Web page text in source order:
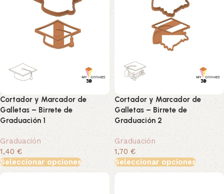
Cortador y Marcador de
Galletas – Birrete de
Graduación 1
Graduación
1,40 €
Seleccionar opciones
Cortador y Marcador de
Galletas – Birrete de
Graduación 2
Graduación
1,70 €
Seleccionar opciones